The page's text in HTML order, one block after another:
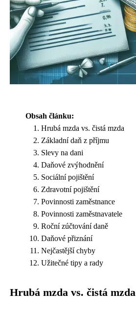
Obsah článku:
Hrubá mzda vs. čistá mzda
Základní daň z příjmu
Slevy na dani
Daňové zvýhodnění
Sociální pojištění
Zdravotní pojištění
Povinnosti zaměstnance
Povinnosti zaměstnavatele
Roční zúčtování daně
Daňové přiznání
Nejčastější chyby
Užitečné tipy a rady
Hrubá mzda vs. čistá mzda